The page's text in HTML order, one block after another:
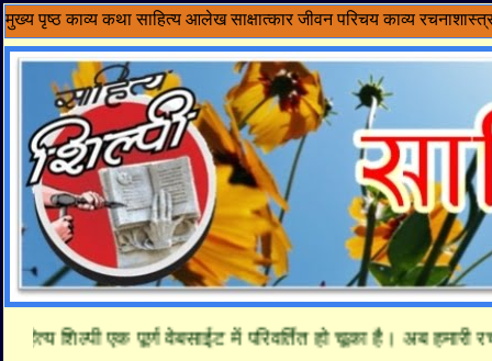
मुख्य पृष्ठ काव्य कथा साहित्य आलेख साक्षात्कार जीवन परिचय काव्य
शिल्पी एक पूर्ण वेबसाईट में परिवर्तित हो चूका है। अब हमारी